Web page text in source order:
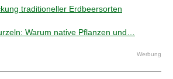
traditioneller Erdbeersorten
Warum native Pflanzen und…
Werbung